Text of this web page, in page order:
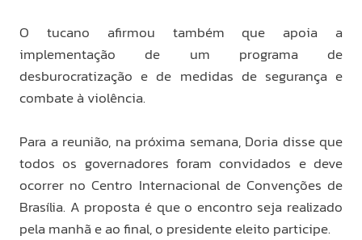
O tucano afirmou também que apoia a
implementação de um programa de
desburocratização e de medidas de segurança e
combate à violência.
Para a reunião, na próxima semana, Doria disse que
todos os governadores foram convidados e deve
ocorrer no Centro Internacional de Convenções de
Brasília. A proposta é que o encontro seja realizado
pela manhã e ao final, o presidente eleito participe.